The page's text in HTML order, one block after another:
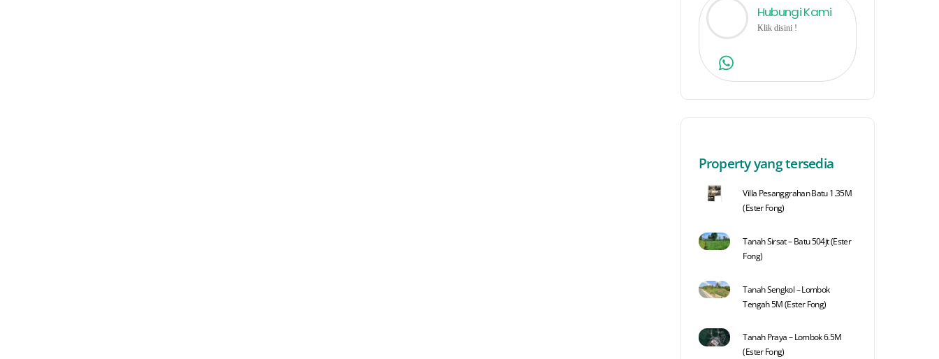
Hubungi Kami
Klik disini !
Property yang tersedia
Villa Pesanggrahan Batu 1.35M
(Ester Fong)
Tanah Sirsat – Batu 504jt (Ester
Fong)
Tanah Sengkol – Lombok
Tengah 5M (Ester Fong)
Tanah Praya – Lombok 6.5M
(Ester Fong)